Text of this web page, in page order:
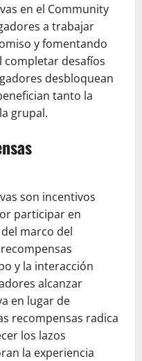
en el Community
a trabajar
y fomentando
completar desafíos
desbloquean
tanto la
grupal.
son incentivos
participar en
marco del
y la interacción
alcanzar
en lugar de
recompensas radica
los lazos
la experiencia